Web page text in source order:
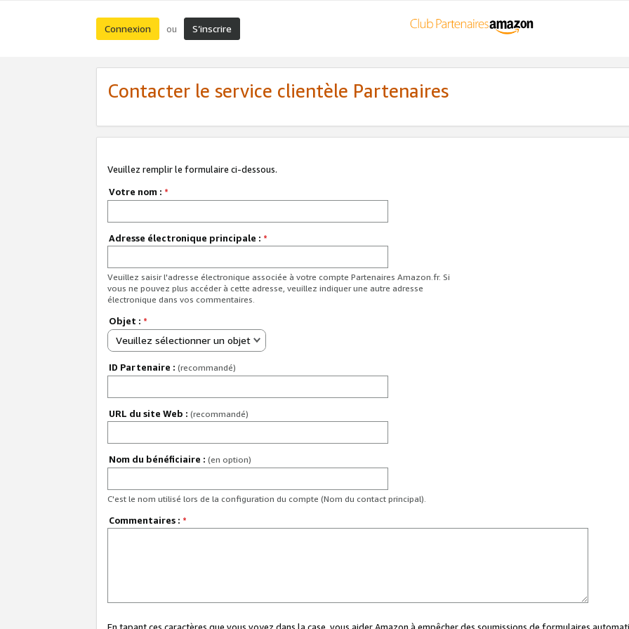
Connexion ou S’inscrire
Contacter le service clientèle Partenaires
Veuillez remplir le formulaire ci-dessous.
Votre nom : *
Adresse électronique principale : *
Veuillez saisir l'adresse électronique associée à votre compte Partenaires Amazon.fr. Si
vous ne pouvez plus accéder à cette adresse, veuillez indiquer une autre adresse
électronique dans vos commentaires.
Objet : *
Veuillez sélectionner un objet
ID Partenaire : (recommandé)
URL du site Web : (recommandé)
Nom du bénéficiaire : (en option)
C'est le nom utilisé lors de la configuration du compte (Nom du contact principal).
Commentaires : *